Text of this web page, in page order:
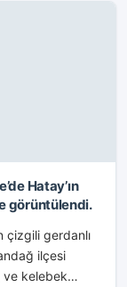
Hatay’ın
görüntülendi.
çizgili gerdanlı
ilçesi
kelebek